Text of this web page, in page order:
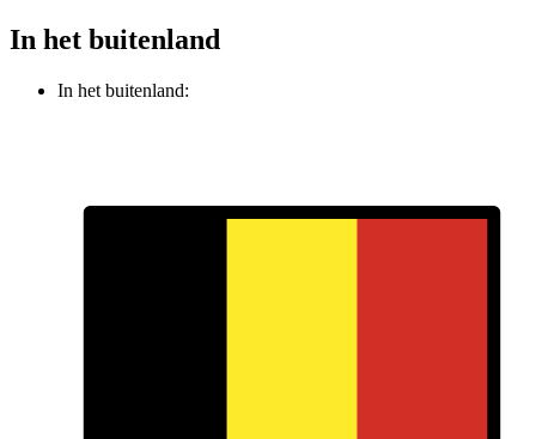
In het buitenland
In het buitenland: